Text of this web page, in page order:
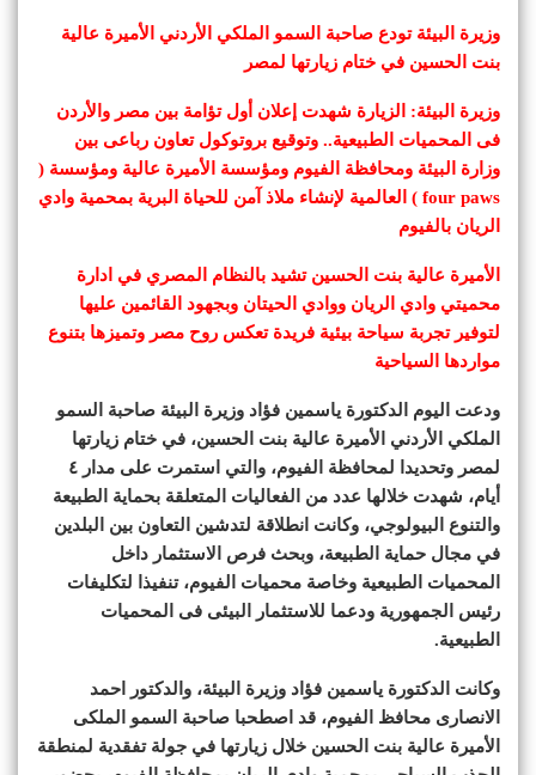
وزيرة البيئة تودع صاحبة السمو الملكي الأردني الأميرة عالية
بنت الحسين في ختام زيارتها لمصر
وزيرة البيئة: الزيارة شهدت إعلان أول تؤامة بين مصر والأردن
فى المحميات الطبيعية.. وتوقيع بروتوكول تعاون رباعى بين
وزارة البيئة ومحافظة الفيوم ومؤسسة الأميرة عالية ومؤسسة (
four paws ) العالمية لإنشاء ملاذ آمن للحياة البرية بمحمية وادي
الريان بالفيوم
الأميرة عالية بنت الحسين تشيد بالنظام المصري في ادارة
محميتي وادي الريان ووادي الحيتان وبجهود القائمين عليها
لتوفير تجربة سياحة بيئية فريدة تعكس روح مصر وتميزها بتنوع
مواردها السياحية
ودعت اليوم الدكتورة ياسمين فؤاد وزيرة البيئة صاحبة السمو
الملكي الأردني الأميرة عالية بنت الحسين، في ختام زيارتها
لمصر وتحديدا لمحافظة الفيوم، والتي استمرت على مدار ٤
أيام، شهدت خلالها عدد من الفعاليات المتعلقة بحماية الطبيعة
والتنوع البيولوجي، وكانت انطلاقة لتدشين التعاون بين البلدين
في مجال حماية الطبيعة، وبحث فرص الاستثمار داخل
المحميات الطبيعية وخاصة محميات الفيوم، تنفيذا لتكليفات
رئيس الجمهورية ودعما للاستثمار البيئى فى المحميات
الطبيعية.
وكانت الدكتورة ياسمين فؤاد وزيرة البيئة، والدكتور احمد
الانصارى محافظ الفيوم، قد اصطحبا صاحبة السمو الملكى
الأميرة عالية بنت الحسين خلال زيارتها في جولة تفقدية لمنطقة